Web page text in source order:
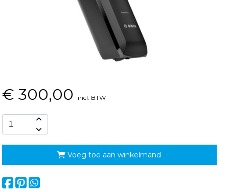
€ 300,00 incl. BTW
Voeg toe aan winkelmand